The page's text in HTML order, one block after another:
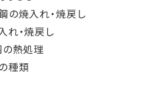
焼入れ・焼戻し
・焼戻し
熱処理
種類